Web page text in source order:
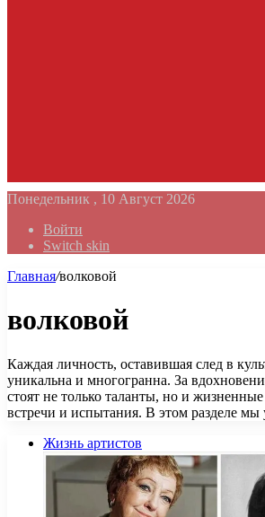
Понедельник , 10 Август 2026
Войти
Switch skin
Главная/волковой
волковой
Каждая личность, оставившая след в
уникальна и многогранна. За
стоят не только таланты, но и жизненные
встречи и испытания. В этом разделе
Жизнь артистов